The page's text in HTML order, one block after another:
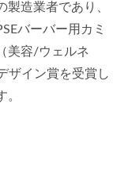
製造業者であり、
バーバー用カミ
美容/ウェルネ
ザイン賞を受賞し
。